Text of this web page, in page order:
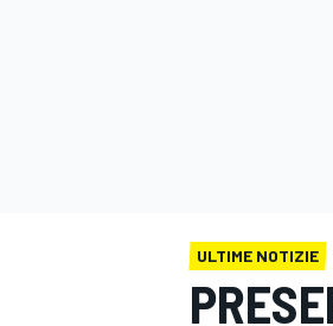
ULTIME NOTIZIE